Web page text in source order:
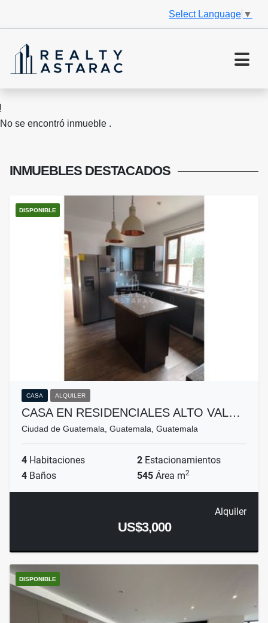
Select Language ▼
No se encontró inmueble .
INMUEBLES DESTACADOS
DISPONIBLE
CASA ALQUILER
CASA EN RESIDENCIALES ALTO VAL…
Ciudad de Guatemala, Guatemala, Guatemala
4 Habitaciones 2 Estacionamientos
4 Baños 545 Área m2
Alquiler
US$3,000
DISPONIBLE